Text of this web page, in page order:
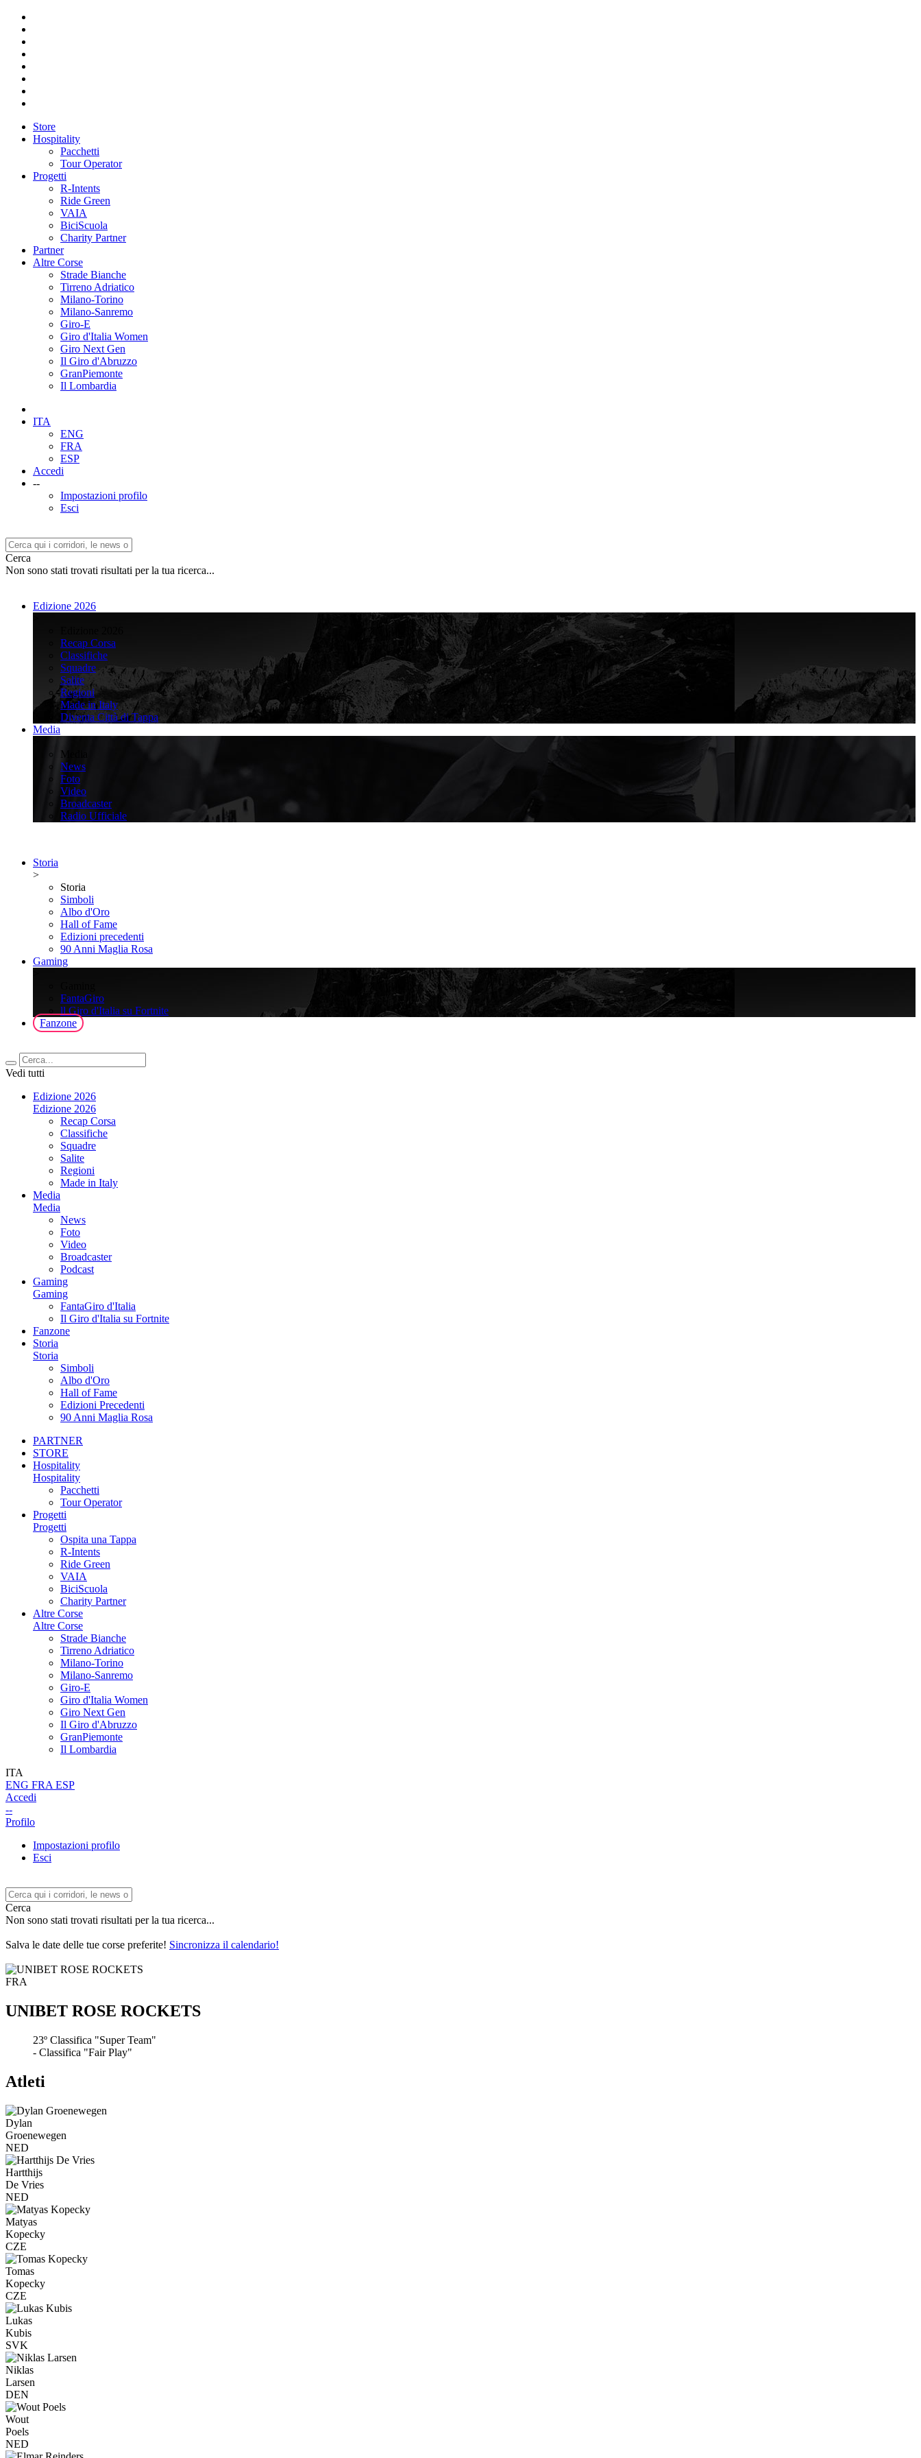
Store
Hospitality
Pacchetti
Tour Operator
Progetti
R-Intents
Ride Green
VAIA
BiciScuola
Charity Partner
Partner
Altre Corse
Strade Bianche
Tirreno Adriatico
Milano-Torino
Milano-Sanremo
Giro-E
Giro d'Italia Women
Giro Next Gen
Il Giro d'Abruzzo
GranPiemonte
Il Lombardia
ITA
ENG
FRA
ESP
Accedi
--
Impostazioni profilo
Esci
Cerca
Non sono stati trovati risultati per la tua ricerca...
Edizione 2026
Recap Corsa
Classifiche
Squadre
Salite
Regioni
Made in Italy
Diventa Città di Tappa
Media
Media
News
Foto
Video
Broadcaster
Radio Ufficiale
Storia
>
Storia
Simboli
Albo d'Oro
Hall of Fame
Edizioni precedenti
90 Anni Maglia Rosa
Gaming
FantaGiro
ll Giro d'Italia su Fortnite
Fanzone
Vedi tutti
Edizione 2026
Edizione 2026
Recap Corsa
Classifiche
Squadre
Salite
Regioni
Made in Italy
Media
Media
News
Foto
Video
Broadcaster
Podcast
Gaming
Gaming
FantaGiro d'Italia
Il Giro d'Italia su Fortnite
Fanzone
Storia
Storia
Simboli
Albo d'Oro
Hall of Fame
Edizioni Precedenti
90 Anni Maglia Rosa
PARTNER
STORE
Hospitality
Hospitality
Pacchetti
Tour Operator
Progetti
Progetti
Ospita una Tappa
R-Intents
Ride Green
VAIA
BiciScuola
Charity Partner
Altre Corse
Altre Corse
Strade Bianche
Tirreno Adriatico
Milano-Torino
Milano-Sanremo
Giro-E
Giro d'Italia Women
Giro Next Gen
Il Giro d'Abruzzo
GranPiemonte
Il Lombardia
ITA
ENG FRA ESP
Accedi
--
Profilo
Impostazioni profilo
Esci
Cerca
Non sono stati trovati risultati per la tua ricerca...
Salva le date delle tue corse preferite! Sincronizza il calendario!
FRA
UNIBET ROSE ROCKETS
23º Classifica "Super Team"
- Classifica "Fair Play"
Atleti
Dylan
Groenewegen
NED
Hartthijs
De Vries
NED
Matyas
Kopecky
CZE
Tomas
Kopecky
CZE
Lukas
Kubis
SVK
Niklas
Larsen
DEN
Wout
Poels
NED